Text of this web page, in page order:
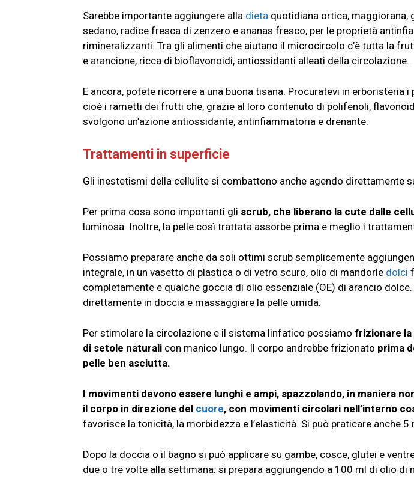
Sarebbe importante aggiungere alla dieta quotidiana ortica, maggiorana,
sedano, radice fresca di zenzero e ananas fresco, per le proprietà
rimineralizzanti. Tra gli alimenti che aiutano il microcircolo c’è tutta la
e arancione, ricca di bioflavonoidi, antiossidanti alleati della circolazione.
E ancora, potete ricorrere a una buona tisana. Procuratevi in erboristeria
cioè i rametti dei frutti che, grazie al loro contenuto di polifenoli,
svolgono un’azione antiossidante, antinfiammatoria e drenante.
Trattamenti in superficie
Gli inestetismi della cellulite si combattono anche agendo direttamente
Per prima cosa sono importanti gli scrub, che liberano la cute dalle
luminosa. Inoltre, la pelle così trattata assorbe prima e meglio i
Possiamo preparare anche da soli ottimi scrub semplicemente
integrale, in un vasetto di plastica o di vetro scuro, olio di mandorle dolci
completamente e qualche goccia di olio essenziale (OE) di arancio
direttamente in doccia e massaggiare la pelle umida.
Per stimolare la circolazione e il sistema linfatico possiamo frizionare la
di setole naturali con manico lungo. Il corpo andrebbe frizionato prima
pelle ben asciutta.
I movimenti devono essere lunghi e ampi, spazzolando, in maniera
il corpo in direzione del cuore, con movimenti circolari nell’interno
favorisce la tonicità, la morbidezza e l’elasticità. Si può praticare anche
Dopo la doccia o il bagno si può applicare su gambe, cosce, glutei e
due o tre volte alla settimana: si prepara aggiungendo a 100 ml di olio di